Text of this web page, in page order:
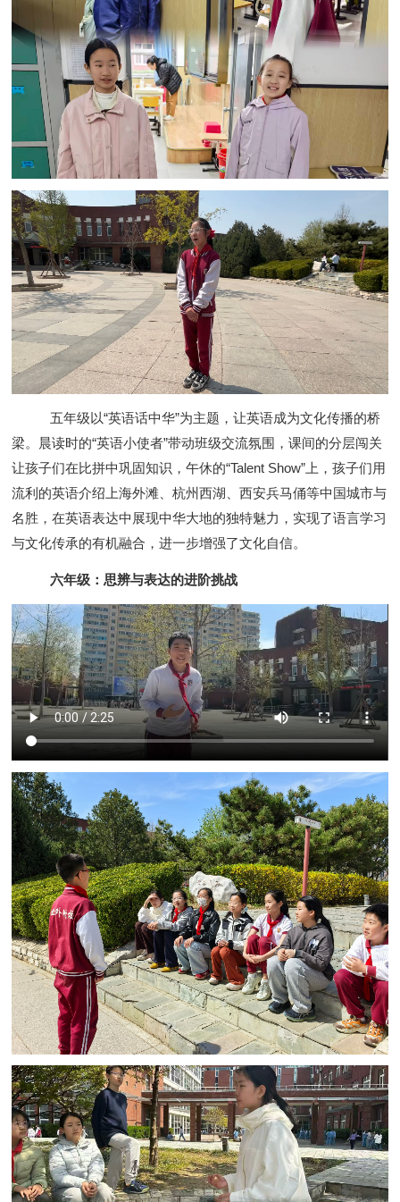
五年级以“英语话中华”为主题，让英语成为文化传播的桥
梁。晨读时的“英语小使者”带动班级交流氛围，课间的分层闯关
让孩子们在比拼中巩固知识，午休的“Talent Show”上，孩子们用
流利的英语介绍上海外滩、杭州西湖、西安兵马俑等中国城市与
名胜，在英语表达中展现中华大地的独特魅力，实现了语言学习
与文化传承的有机融合，进一步增强了文化自信。
六年级：思辨与表达的进阶挑战